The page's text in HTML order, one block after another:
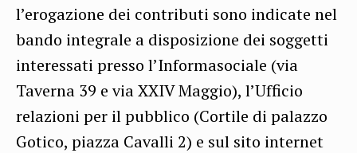
l’erogazione dei contributi sono indicate nel
bando integrale a disposizione dei soggetti
interessati presso l’Informasociale (via
Taverna 39 e via XXIV Maggio), l’Ufficio
relazioni per il pubblico (Cortile di palazzo
Gotico, piazza Cavalli 2) e sul sito internet